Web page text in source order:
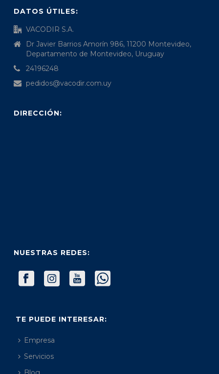
DATOS ÚTILES:
VACODIR S.A.
Dr Javier Barrios Amorín 986, 11200 Montevideo,
Departamento de Montevideo, Uruguay
24196248
pedidos@vacodir.com.uy
DIRECCIÓN:
NUESTRAS REDES:
TE PUEDE INTERESAR:
Empresa
Servicios